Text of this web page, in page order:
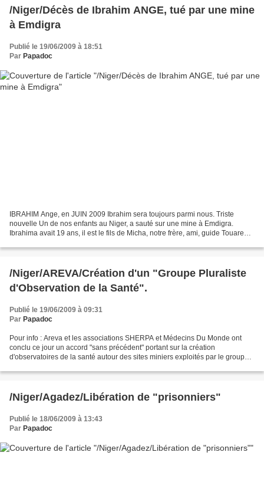
/Niger/Décès de Ibrahim ANGE, tué par une mine
à Emdigra
Publié le 19/06/2009 à 18:51
Par Papadoc
IBRAHIM Ange, en JUIN 2009 Ibrahim sera toujours parmi nous. Triste
nouvelle Un de nos enfants au Niger, a sauté sur une mine à Emdigra.
Ibrahima avait 19 ans, il est le fils de Micha, notre frère, ami, guide Touareg.
/Niger/AREVA/Création d'un "Groupe Pluraliste
d'Observation de la Santé".
Publié le 19/06/2009 à 09:31
Par Papadoc
Pour info : Areva et les associations SHERPA et Médecins Du Monde ont
conclu ce jour un accord "sans précédent" portant sur la création
d'observatoires de la santé autour des sites miniers exploités par le groupe
/Niger/Agadez/Libération de "prisonniers"
Publié le 18/06/2009 à 13:43
Par Papadoc